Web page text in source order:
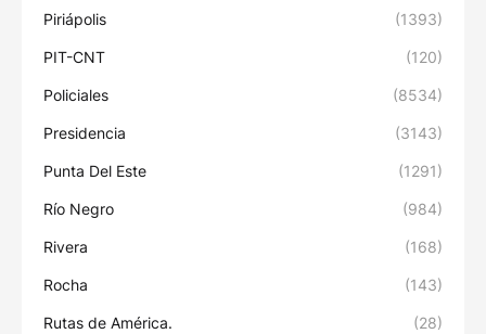
Piriápolis (1393)
PIT-CNT (120)
Policiales (8534)
Presidencia (3143)
Punta Del Este (1291)
Río Negro (984)
Rivera (168)
Rocha (143)
Rutas de América. (28)